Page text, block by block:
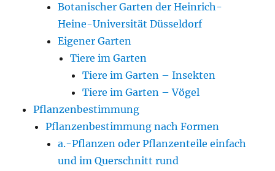
Botanischer Garten der Heinrich-
Heine-Universität Düsseldorf
Eigener Garten
Tiere im Garten
Tiere im Garten – Insekten
Tiere im Garten – Vögel
Pflanzenbestimmung
Pflanzenbestimmung nach Formen
a.-Pflanzen oder Pflanzenteile einfach
und im Querschnitt rund